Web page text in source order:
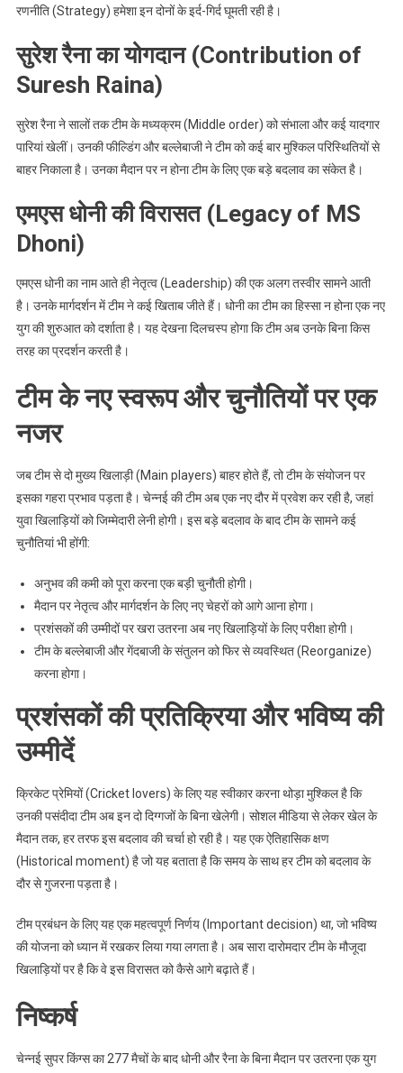
रणनीति (Strategy) हमेशा इन दोनों के इर्द-गिर्द घूमती रही है।
सुरेश रैना का योगदान (Contribution of
Suresh Raina)
सुरेश रैना ने सालों तक टीम के मध्यक्रम (Middle order) को संभाला और कई यादगार
पारियां खेलीं। उनकी फील्डिंग और बल्लेबाजी ने टीम को कई बार मुश्किल परिस्थितियों से
बाहर निकाला है। उनका मैदान पर न होना टीम के लिए एक बड़े बदलाव का संकेत है।
एमएस धोनी की विरासत (Legacy of MS
Dhoni)
एमएस धोनी का नाम आते ही नेतृत्व (Leadership) की एक अलग तस्वीर सामने आती
है। उनके मार्गदर्शन में टीम ने कई खिताब जीते हैं। धोनी का टीम का हिस्सा न होना एक नए
युग की शुरुआत को दर्शाता है। यह देखना दिलचस्प होगा कि टीम अब उनके बिना किस
तरह का प्रदर्शन करती है।
टीम के नए स्वरूप और चुनौतियों पर एक
नजर
जब टीम से दो मुख्य खिलाड़ी (Main players) बाहर होते हैं, तो टीम के संयोजन पर
इसका गहरा प्रभाव पड़ता है। चेन्नई की टीम अब एक नए दौर में प्रवेश कर रही है, जहां
युवा खिलाड़ियों को जिम्मेदारी लेनी होगी। इस बड़े बदलाव के बाद टीम के सामने कई
चुनौतियां भी होंगी:
अनुभव की कमी को पूरा करना एक बड़ी चुनौती होगी।
मैदान पर नेतृत्व और मार्गदर्शन के लिए नए चेहरों को आगे आना होगा।
प्रशंसकों की उम्मीदों पर खरा उतरना अब नए खिलाड़ियों के लिए परीक्षा होगी।
टीम के बल्लेबाजी और गेंदबाजी के संतुलन को फिर से व्यवस्थित (Reorganize)
करना होगा।
प्रशंसकों की प्रतिक्रिया और भविष्य की
उम्मीदें
क्रिकेट प्रेमियों (Cricket lovers) के लिए यह स्वीकार करना थोड़ा मुश्किल है कि
उनकी पसंदीदा टीम अब इन दो दिग्गजों के बिना खेलेगी। सोशल मीडिया से लेकर खेल के
मैदान तक, हर तरफ इस बदलाव की चर्चा हो रही है। यह एक ऐतिहासिक क्षण
(Historical moment) है जो यह बताता है कि समय के साथ हर टीम को बदलाव के
दौर से गुजरना पड़ता है।
टीम प्रबंधन के लिए यह एक महत्वपूर्ण निर्णय (Important decision) था, जो भविष्य
की योजना को ध्यान में रखकर लिया गया लगता है। अब सारा दारोमदार टीम के मौजूदा
खिलाड़ियों पर है कि वे इस विरासत को कैसे आगे बढ़ाते हैं।
निष्कर्ष
चेन्नई सुपर किंग्स का 277 मैचों के बाद धोनी और रैना के बिना मैदान पर उतरना एक युग